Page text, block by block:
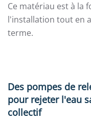
Ce matériau est à la
l'installation tout en
terme.
Des pompes de
pour rejeter l'eau
collectif